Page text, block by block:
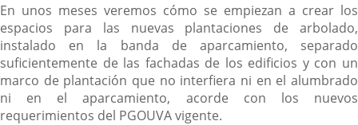
En unos meses veremos cómo se empiezan a crear los
espacios para las nuevas plantaciones de arbolado,
instalado en la banda de aparcamiento, separado
suficientemente de las fachadas de los edificios y con un
marco de plantación que no interfiera ni en el alumbrado
ni en el aparcamiento, acorde con los nuevos
requerimientos del PGOUVA vigente.